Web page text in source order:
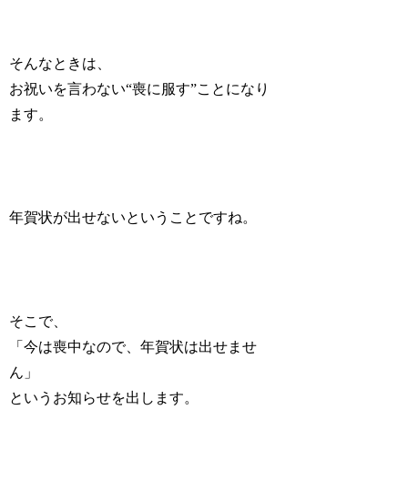
そんなときは、
お祝いを言わない“喪に服す”ことになり
ます。
年賀状が出せないということですね。
そこで、
「今は喪中なので、年賀状は出せませ
ん」
というお知らせを出します。